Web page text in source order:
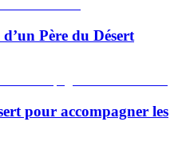
Père du Désert
pour accompagner les